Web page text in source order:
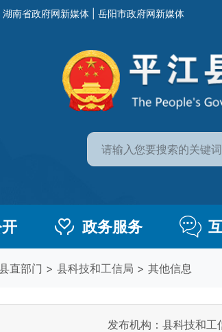
湖南省政府网新媒体 岳阳市政府网新媒体
政务服务
直部门 > 县科技和工信局 > 其他信息
发布机构：县科技和工